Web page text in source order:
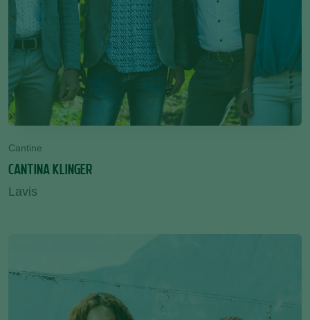
Cantine
CANTINA KLINGER
Lavis